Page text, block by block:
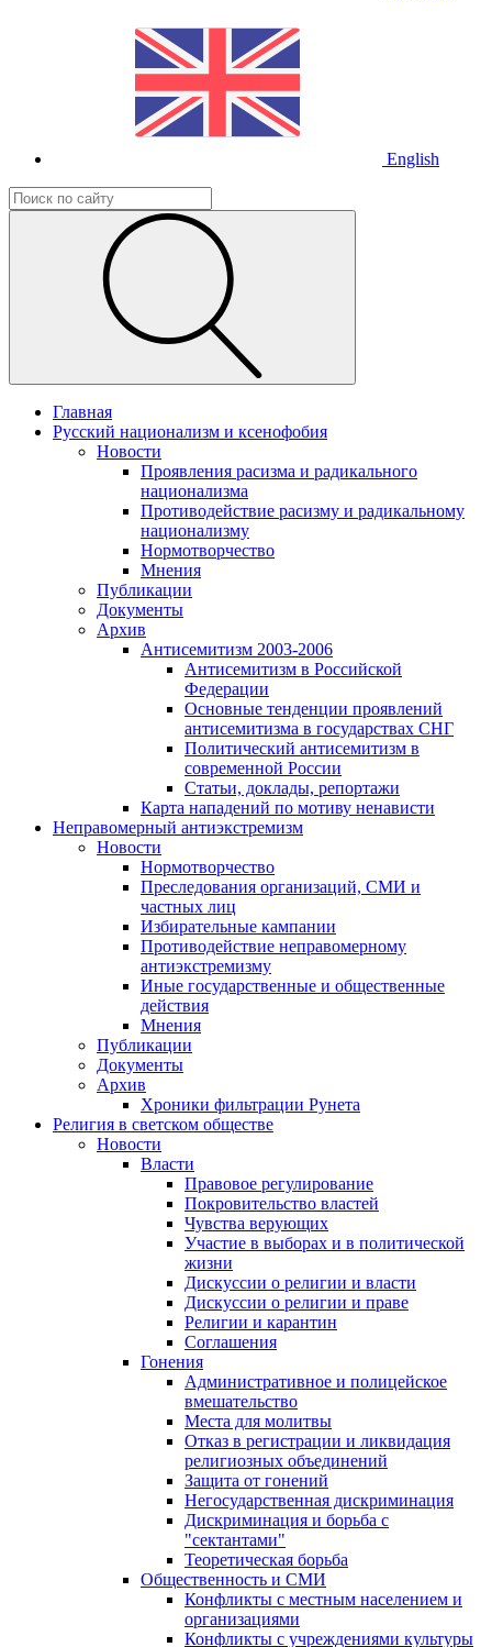
English
Главная
Русский национализм и ксенофобия
Новости
Проявления расизма и радикального
национализма
Противодействие расизму и радикальному
национализму
Нормотворчество
Мнения
Публикации
Документы
Архив
Антисемитизм 2003-2006
Антисемитизм в Российской
Федерации
Основные тенденции проявлений
антисемитизма в государствах СНГ
Политический антисемитизм в
современной России
Статьи, доклады, репортажи
Карта нападений по мотиву ненависти
Неправомерный антиэкстремизм
Новости
Нормотворчество
Преследования организаций, СМИ и
частных лиц
Избирательные кампании
Противодействие неправомерному
антиэкстремизму
Иные государственные и общественные
действия
Мнения
Публикации
Документы
Архив
Хроники фильтрации Рунета
Религия в светском обществе
Новости
Власти
Правовое регулирование
Покровительство властей
Чувства верующих
Участие в выборах и в политической
жизни
Дискуссии о религии и власти
Дискуссии о религии и праве
Религии и карантин
Соглашения
Гонения
Административное и полицейское
вмешательство
Места для молитвы
Отказ в регистрации и ликвидация
религиозных объединений
Защита от гонений
Негосударственная дискриминация
Дискриминация и борьба с
"сектантами"
Теоретическая борьба
Общественность и СМИ
Конфликты с местным населением и
организациями
Конфликты с учреждениями культуры